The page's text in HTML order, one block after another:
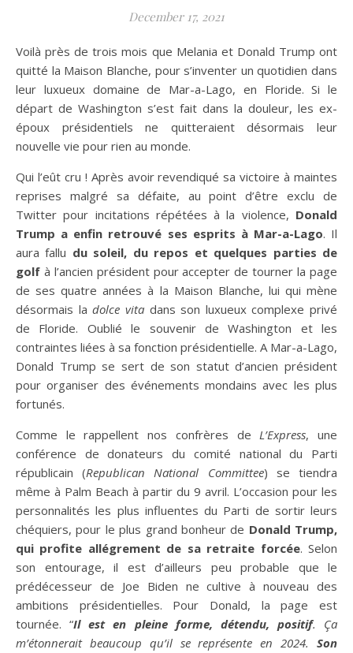
December 17, 2021
Voilà près de trois mois que Melania et Donald Trump ont
quitté la Maison Blanche, pour s’inventer un quotidien dans
leur luxueux domaine de Mar-a-Lago, en Floride. Si le
départ de Washington s’est fait dans la douleur, les ex-
époux présidentiels ne quitteraient désormais leur
nouvelle vie pour rien au monde.
Qui l’eût cru ! Après avoir revendiqué sa victoire à maintes
reprises malgré sa défaite, au point d’être exclu de
Twitter pour incitations répétées à la violence, Donald
Trump a enfin retrouvé ses esprits à Mar-a-Lago. Il
aura fallu du soleil, du repos et quelques parties de
golf à l’ancien président pour accepter de tourner la page
de ses quatre années à la Maison Blanche, lui qui mène
désormais ladolce vitadans son luxueux complexe privé
de Floride. Oublié le souvenir de Washington et les
contraintes liées à sa fonction présidentielle. A Mar-a-Lago,
Donald Trump se sert de son statut d’ancien président
pour organiser des événements mondains avec les plus
fortunés.
Comme le rappellent nos confrères deL’Express, une
conférence de donateurs du comité national du Parti
républicain (Republican National Committee) se tiendra
même à Palm Beach à partir du 9 avril. L’occasion pour les
personnalités les plus influentes du Parti de sortir leurs
chéquiers, pour le plus grand bonheur de Donald Trump,
qui profite allégrement de sa retraite forcée. Selon
son entourage, il est d’ailleurs peu probable que le
prédécesseur de Joe Biden ne cultive à nouveau des
ambitions présidentielles. Pour Donald, la page est
tournée. “Il est en pleine forme, détendu, positif. Ça
m’étonnerait beaucoup qu’il se représente en 2024. Son